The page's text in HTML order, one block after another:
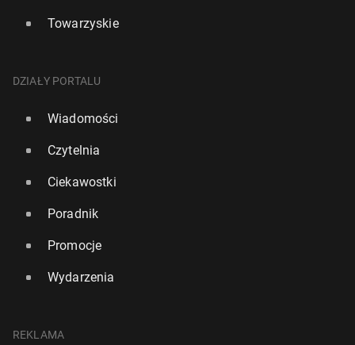
Towarzyskie
DZIAŁY PORTALU
Wiadomości
Czytelnia
Ciekawostki
Poradnik
Promocje
Wydarzenia
REKLAMA